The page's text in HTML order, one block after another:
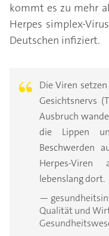
kommt es zu mehr
Herpes simplex-
Deutschen infiziert.
Die Viren
Gesichtsnervs
Ausbruch
die Lippen
Beschwerden
Herpes-
lebenslang dort.
—
Qualität und